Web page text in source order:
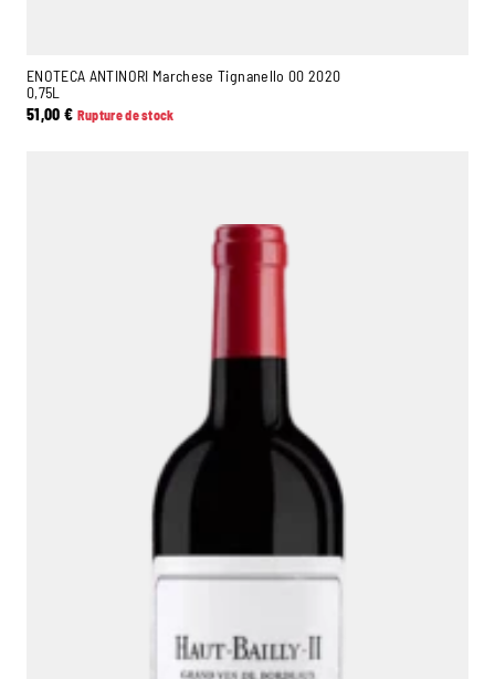
ENOTECA ANTINORI Marchese Tignanello 00 2020
0,75L
51,00€ Rupture de stock